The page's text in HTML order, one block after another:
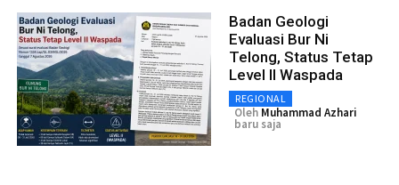
Badan Geologi
Evaluasi Bur Ni
Telong, Status Tetap
Level II Waspada
REGIONAL
Oleh Muhammad Azhari
baru saja